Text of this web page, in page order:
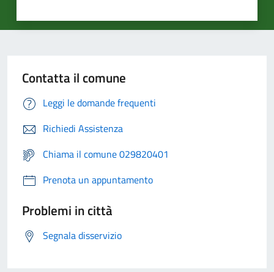
Contatta il comune
Leggi le domande frequenti
Richiedi Assistenza
Chiama il comune 029820401
Prenota un appuntamento
Problemi in città
Segnala disservizio